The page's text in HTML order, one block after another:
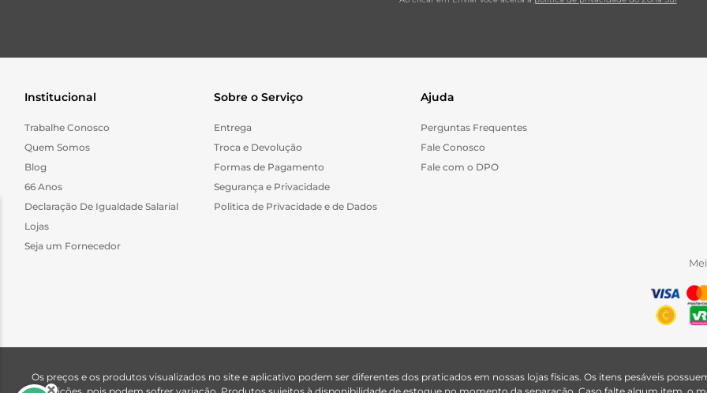
Institucional
Trabalhe Conosco
Quem Somos
Blog
66 Anos
Declaração De Igualdade Salarial
Lojas
Seja um Fornecedor
Sobre o Serviço
Entrega
Troca e Devolução
Formas de Pagamento
Segurança e Privacidade
Politica de Privacidade e de Dados
Ajuda
Perguntas Frequentes
Fale Conosco
Fale com o DPO
Os preços e os produtos visualizados no site e aplicativo podem ser diferentes dos praticados em nossas lojas físicas. Os itens pesáveis